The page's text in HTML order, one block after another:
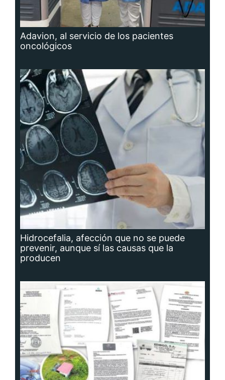
Adavion, al servicio de los pacientes
oncológicos
Hidrocefalia, afección que no se puede
prevenir, aunque sí las causas que la
producen